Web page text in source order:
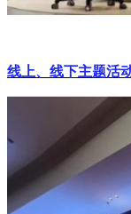
线上、线下主题活